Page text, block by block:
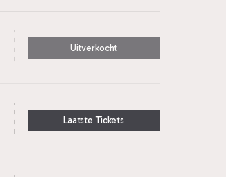
Uitverkocht
Laatste Tickets